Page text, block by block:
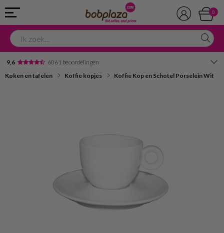
0
9,6 6061 beoordelingen
Koken en tafelen Koffie kopjes Koffie Kop en Schotel Porselein Wit